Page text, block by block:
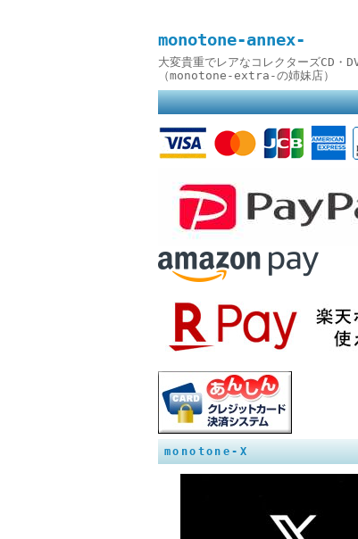
monotone-annex-
大変貴重でレアなコレクターズCD・
（monotone-extra-の姉妹店）
monotone-X